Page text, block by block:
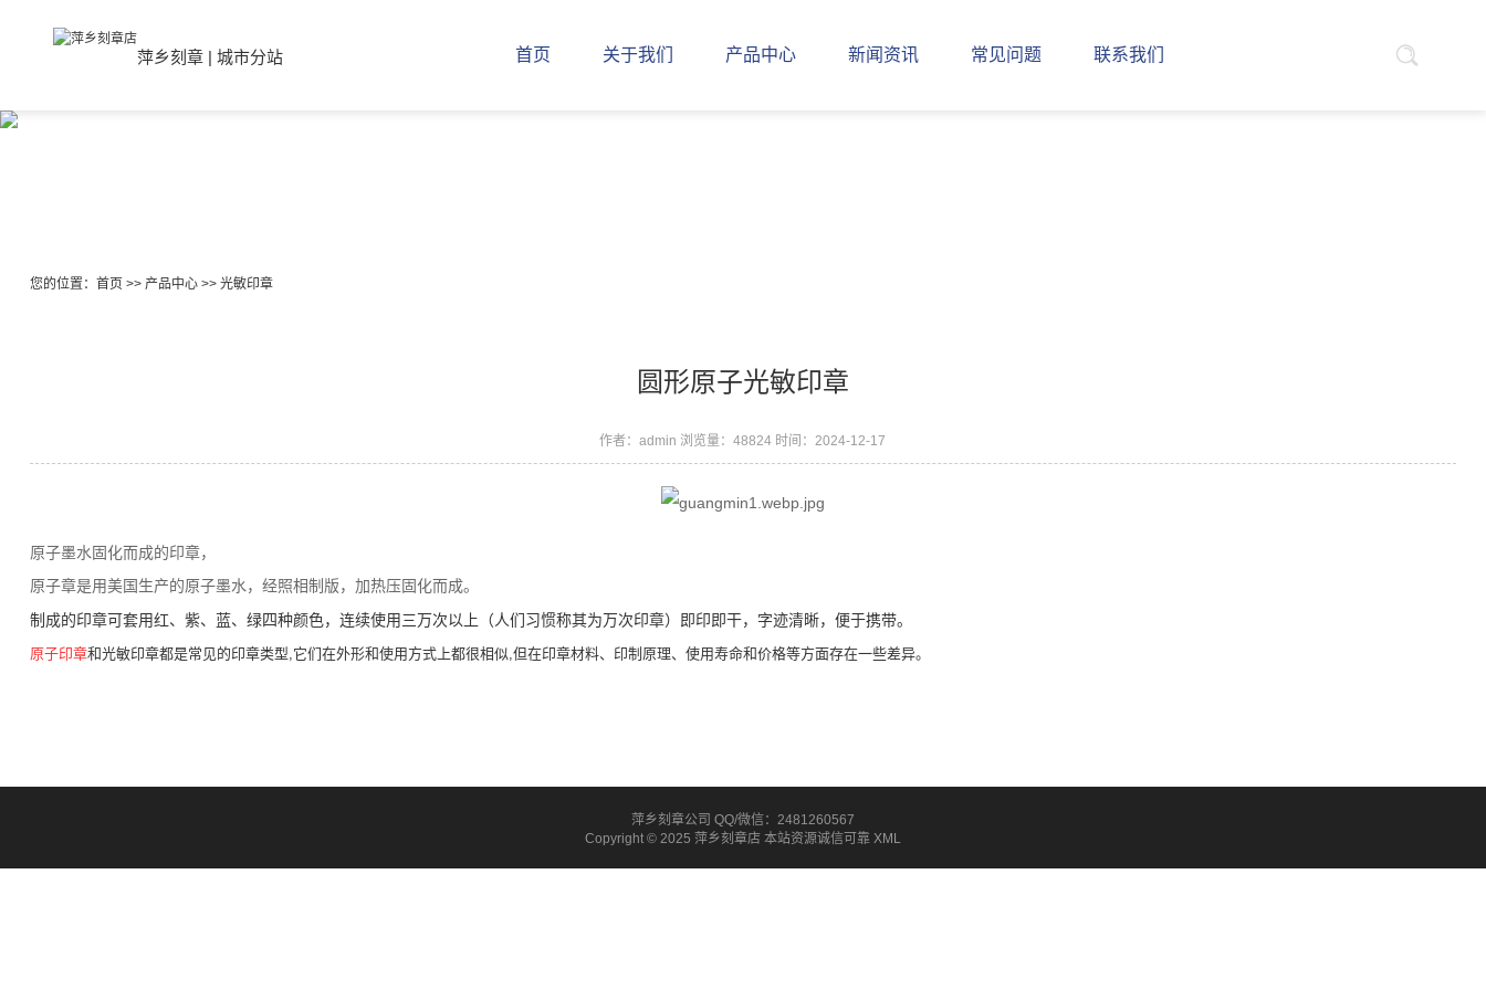
萍乡刻章 | 城市分站 首页 关于我们 产品中心 新闻资讯 常见问题 联系我们
您的位置： 首页>> 产品中心>> 光敏印章
圆形原子光敏印章
作者：admin 浏览量：48824 时间：2024-12-17
原子墨水固化而成的印章，
原子章是用美国生产的原子墨水，经照相制版，加热压固化而成。
制成的印章可套用红、紫、蓝、绿四种颜色，连续使用三万次以上（人们习惯称其为万次印章）即印即干，字迹清晰，便于携带。
原子印章和光敏印章都是常见的印章类型,它们在外形和使用方式上都很相似,但在印章材料、印制原理、使用寿命和价格等方面存在一些差异。
萍乡刻章公司 QQ/微信：2481260567
Copyright © 2025 萍乡刻章店 本站资源诚信可靠 XML